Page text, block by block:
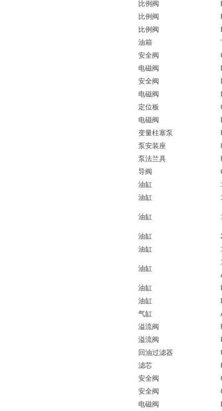
比例阀
比例阀
比例阀
油箱
安全阀
电磁阀
安全阀
电磁阀
定位板
电磁阀
变量柱塞泵
泵安装座
泵法兰具
导阀
油缸
油缸
油缸
油缸
油缸
油缸
油缸
油缸
气缸
溢流阀
溢流阀
回油过滤器
滤芯
安全阀
安全阀
电磁阀